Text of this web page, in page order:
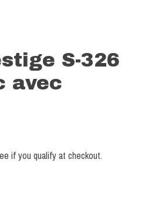
S-326
avec
if you qualify at checkout.